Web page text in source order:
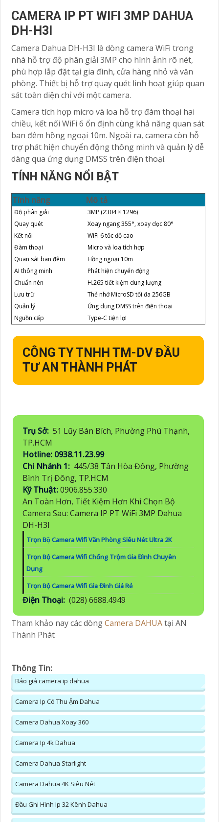
CAMERA IP PT WIFI 3MP DAHUA
DH-H3I
Camera Dahua DH-H3I là dòng camera WiFi trong
nhà hỗ trợ độ phân giải 3MP cho hình ảnh rõ nét,
phù hợp lắp đặt tại gia đình, cửa hàng nhỏ và văn
phòng. Thiết bị hỗ trợ quay quét linh hoạt giúp quan
sát toàn diện chỉ với một camera.
Camera tích hợp micro và loa hỗ trợ đàm thoại hai
chiều, kết nối WiFi 6 ổn định cùng khả năng quan sát
ban đêm hồng ngoại 10m. Ngoài ra, camera còn hỗ
trợ phát hiện chuyển động thông minh và quản lý dễ
dàng qua ứng dụng DMSS trên điện thoại.
TÍNH NĂNG NỔI BẬT
Tính năng Mô tả
Độ phân giải
3MP (2304 × 1296)
Quay quét
Xoay ngang 355°, xoay dọc 80°
Kết nối
WiFi 6 tốc độ cao
Đàm thoại
Micro và loa tích hợp
Quan sát ban đêm
Hồng ngoại 10m
AI thông minh
Phát hiện chuyển động
Chuẩn nén
H.265 tiết kiệm dung lượng
Lưu trữ
Thẻ nhớ MicroSD tối đa 256GB
Quản lý
Ứng dụng DMSS trên điện thoại
Nguồn cấp
Type-C tiện lợi
CÔNG TY TNHH TM-DV ĐẦU
TƯ AN THÀNH PHÁT
Trụ Sở: 51 Lũy Bán Bích, Phường Phú Thạnh,
TP.HCM
Hotline: 0938.11.23.99
Chi Nhánh 1: 445/38 Tân Hòa Đông, Phường
Bình Trị Đông, TP.HCM
Kỹ Thuật:0906.855.330
An Toàn Hơn, Tiết Kiệm Hơn Khi Chọn Bộ
Camera Sau: Camera IP PT WiFi 3MP Dahua
DH-H3I
Trọn Bộ Camera Wifi Văn Phòng Siêu Nét Ultra 2K
Trọn Bộ Camera Wifi Chống Trộm Gia Đình Chuyên
Dụng
Trọn Bộ Camera Wifi Gia Đình Giá Rẻ
Điện Thoại: (028) 6688.4949
Tham khảo nay các dòngCamera DAHUAtại AN
Thành Phát
Thông Tin:
Báo giá camera ip dahua
Camera Ip Có Thu Ậm Dahua
Camera Dahua Xoay 360
Camera Ip 4k Dahua
Camera Dahua Starlight
Camera Dahua 4K Siêu Nét
Đầu Ghi Hình Ip 32 Kênh Dahua